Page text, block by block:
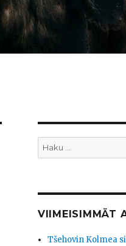
Etsi:
VIIMEISIMMÄT
Tšehovin Kolmea